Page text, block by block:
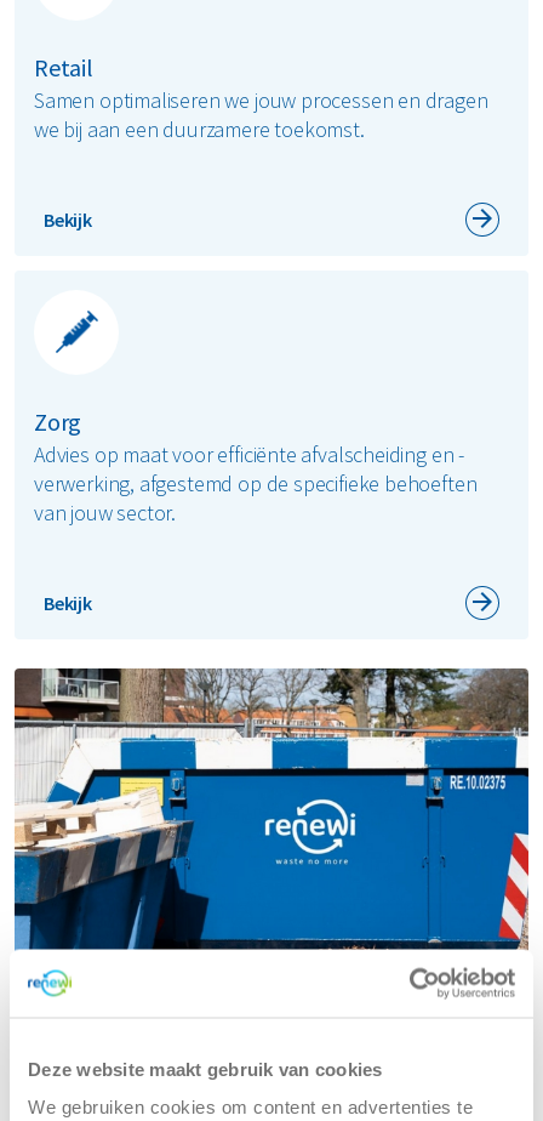
Deze website maakt gebruik van cookies
We gebruiken cookies om content en advertenties te
Retail
Samen optimaliseren we jouw processen en dragen
we bij aan een duurzamere toekomst.
Bekijk
Zorg
Advies op maat voor efficiënte afvalscheiding en -
verwerking, afgestemd op de specifieke behoeften
van jouw sector.
Bekijk
Alle bedrijfsafvaloplossingen voor
jouw branche